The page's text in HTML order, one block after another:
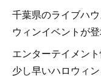
千葉県のライブハ
ウィンイベントが登
エンターテイメン
少し早いハロウィ